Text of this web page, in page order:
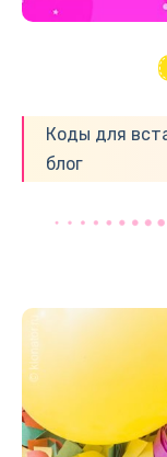
Коды для
блог